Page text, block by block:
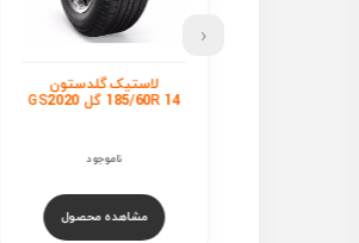
لاستیک تویو 185/60R 14
گل NanoEnergy 3
ناموجود
مشاهده محصول
‹